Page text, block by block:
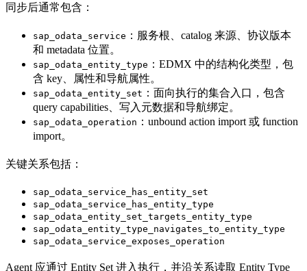
同步后通常包含：
sap_odata_service ：服务根、catalog 来源、协议版本
和 metadata 位置。
sap_odata_entity_type ：EDMX 中的结构化类型，包
含 key、属性和导航属性。
sap_odata_entity_set ：面向执行的集合入口，包含
query capabilities、写入元数据和导航绑定。
sap_odata_operation ：unbound action import 或 function
import。
关键关系包括：
sap_odata_service_has_entity_set
sap_odata_service_has_entity_type
sap_odata_entity_set_targets_entity_type
sap_odata_entity_type_navigates_to_entity_type
sap_odata_service_exposes_operation
Agent 应通过 Entity Set 进入执行，并沿关系读取 Entity Type